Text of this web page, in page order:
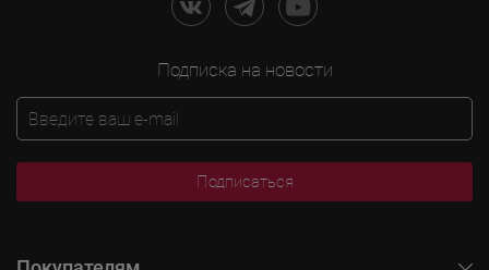
Подписка на новости
Подписаться